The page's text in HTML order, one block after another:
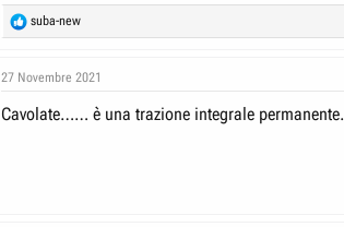
R
e
c
i
suba-new
27 Novembre 2021
Cavolate…… è una trazione integrale permanente.